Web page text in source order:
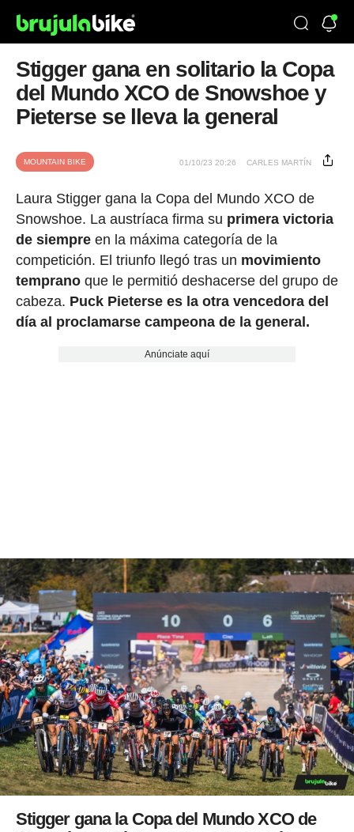
Stigger gana en solitario la Copa
del Mundo XCO de Snowshoe y
Pieterse se lleva la general
MOUNTAIN BIKE 01/10/23 20:26 CARLES MARTÍN
Laura Stigger gana la Copa del Mundo XCO de
Snowshoe. La austríaca firma su primera victoria
de siempre en la máxima categoría de la
competición. El triunfo llegó tras un movimiento
temprano que le permitió deshacerse del grupo de
cabeza. Puck Pieterse es la otra vencedora del
día al proclamarse campeona de la general.
Anúnciate aquí
Stigger gana la Copa del Mundo XCO de